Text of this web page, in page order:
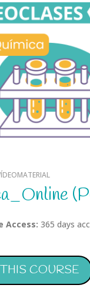
Access: 365 days
COURSE